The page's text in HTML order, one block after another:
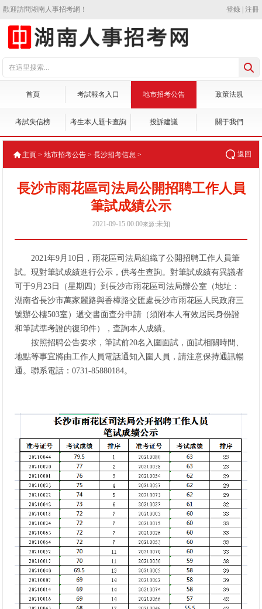
歡迎訪問湖南人事招考網！ 登錄 注冊
首頁 考試報名入口 地市招考公告 政策法規
考試失信榜 考生本人題卡查詢 投訴建議 關于我們
返回
主頁 >地市招考公告 >長沙招考信息 >
長沙市雨花區司法局公開招聘工作人員
筆試成績公示
2021-09-15 00:00來源:未知
2021年9月10日，雨花區司法局組織了公開招聘工作人員筆
試。現對筆試成績進行公示，供考生查詢。對筆試成績有異議者
可于9月23 日（星期四 ）到長沙市雨花區司法局辦公室 （地址：
湖南省長沙市萬家麗路與香樟路交匯處長沙市雨花區人民政府三
號辦公樓503室）遞交書面查分申請（須附本人有效居民身份證
和筆試準考證的復印件），查詢本人成績。
按照招聘公告要求，筆試前20名入圍面試，面試相關時間、
地點等事宜將由工作人員電話通知入圍人員，請注意保持通訊暢
通。聯系電話：0731-85880184。